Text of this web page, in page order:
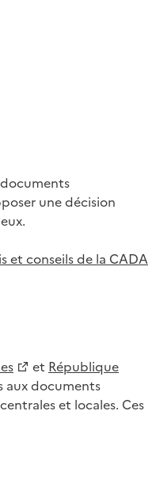
une décision
et conseils de la CADA
et République
aux documents
et locales. Ces